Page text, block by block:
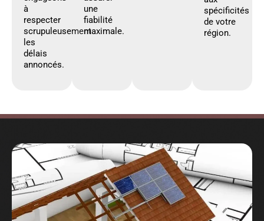
à
respecter
scrupuleusement
les
délais
annoncés.
une
fiabilité
maximale.
spécificités
de votre
région.